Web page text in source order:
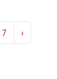
7 ›